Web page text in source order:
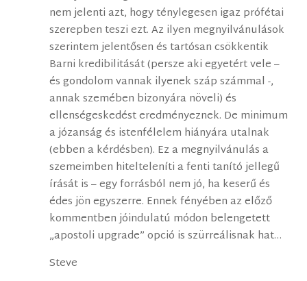
nem jelenti azt, hogy ténylegesen igaz prófétai
szerepben teszi ezt. Az ilyen megnyilvánulások
szerintem jelentősen és tartósan csökkentik
Barni kredibilitását (persze aki egyetért vele –
és gondolom vannak ilyenek száp számmal -,
annak szemében bizonyára növeli) és
ellenségeskedést eredményeznek. De minimum
a józanság és istenfélelem hiányára utalnak
(ebben a kérdésben). Ez a megnyilvánulás a
szemeimben hitelteleníti a fenti tanító jellegű
írását is – egy forrásból nem jó, ha keserű és
édes jön egyszerre. Ennek fényében az előző
kommentben jóindulatú módon belengetett
„apostoli upgrade” opció is szürreálisnak hat…
Steve